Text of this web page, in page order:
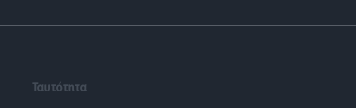
Ταυτότητα